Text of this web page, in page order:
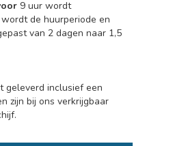
9 uur wordt
de huurperiode en
van 2 dagen naar 1,5
geleverd inclusief een
zijn bij ons verkrijgbaar